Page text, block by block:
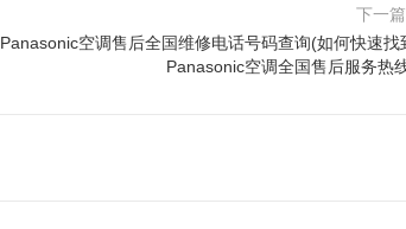
下一篇
Panasonic空调售后全国维修电话号码查询(如何快速找
Panasonic空调全国售后服务热